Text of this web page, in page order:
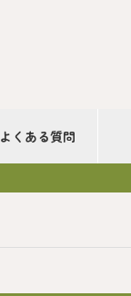
よくある質問